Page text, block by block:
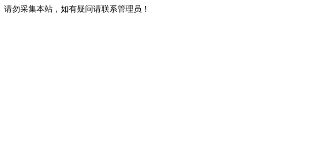
请勿采集本站，如有疑问请联系管理员！